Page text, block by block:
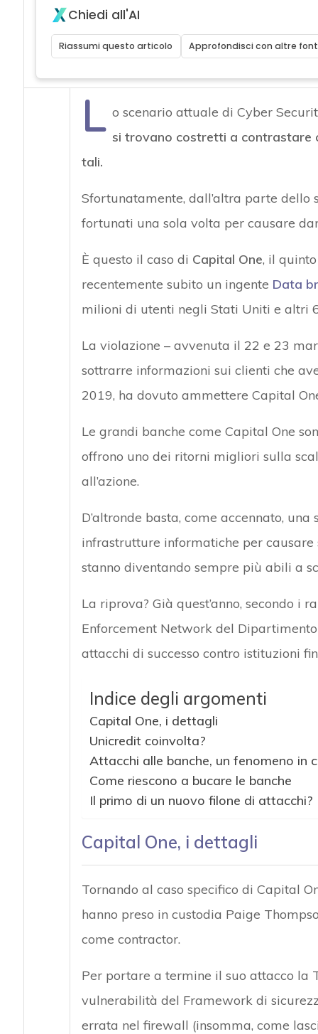
Chiedi all'AI
Riassumi questo articolo Approfondisci con altre
L o scenario attuale di Cyber
si trovano costretti a contrastare
tali.
Sfortunatamente, dall’altra parte dello
fortunati una sola volta per causare
È questo il caso di Capital One, il
recentemente subito un ingente Data
milioni di utenti negli Stati Uniti e altri
La violazione – avvenuta il 22 e 23
sottrarre informazioni sui clienti che
2019, ha dovuto ammettere Capital
Le grandi banche come Capital One
offrono uno dei ritorni migliori sulla
all’azione.
D’altronde basta, come accennato,
infrastrutture informatiche per
stanno diventando sempre più abili a
La riprova? Già quest’anno, secondo i
Enforcement Network del
attacchi di successo contro istituzioni
Indice degli argomenti
Capital One, i dettagli
Unicredit coinvolta?
Attacchi alle banche, un fenomeno in
Come riescono a bucare le banche
Il primo di un nuovo filone di attacchi?
Capital One, i dettagli
Tornando al caso specifico di Capital
hanno preso in custodia Paige
come contractor.
Per portare a termine il suo attacco la
vulnerabilità del Framework di
errata nel firewall (insomma, come